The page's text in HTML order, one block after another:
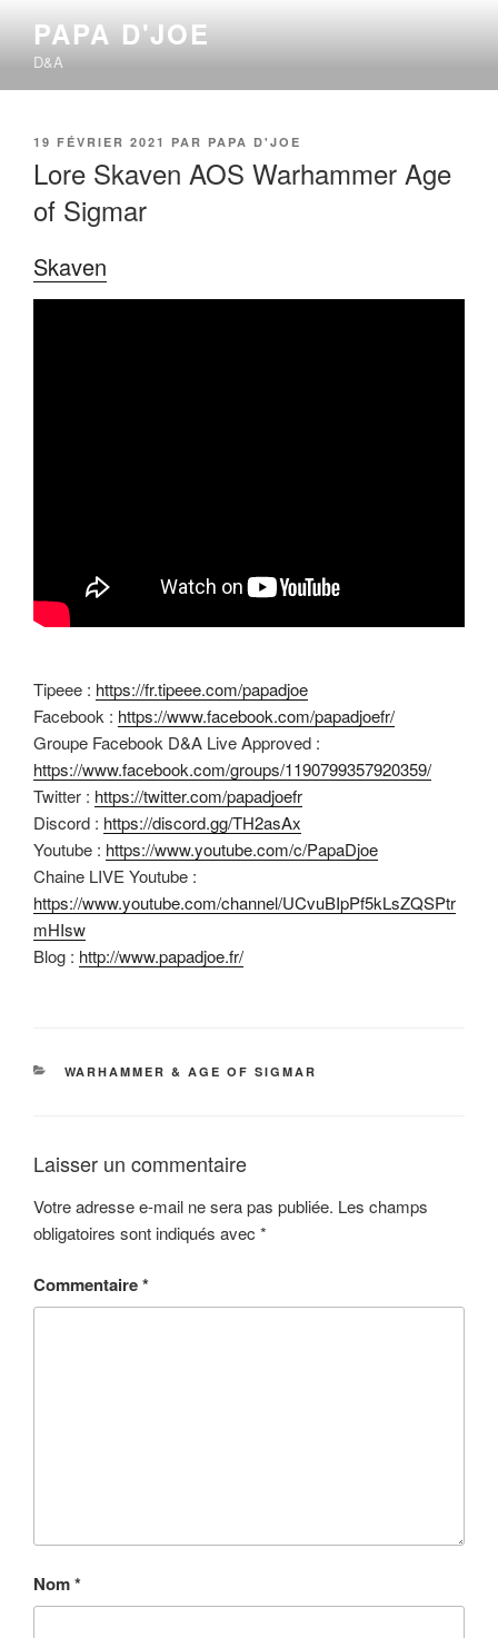
contenu
principal
PAPA D'JOE
D&A
PUBLIÉ
19 FÉVRIER 2021 PAR PAPA D'JOE
Lore Skaven AOS Warhammer Age
of Sigmar
Skaven
Tipeee : https://fr.tipeee.com/papadjoe
Facebook : https://www.facebook.com/papadjoefr/
Groupe Facebook D&A Live Approved :
https://www.facebook.com/groups/1190799357920359/
Twitter : https://twitter.com/papadjoefr
Discord : https://discord.gg/TH2asAx
Youtube : https://www.youtube.com/c/PapaDjoe
Chaine LIVE Youtube :
https://www.youtube.com/channel/UCvuBIpPf5kLsZQSPtr
mHIsw
Blog : http://www.papadjoe.fr/
CATÉGORIES
WARHAMMER & AGE OF SIGMAR
Laisser un commentaire
Votre adresse e-mail ne sera pas publiée. Les champs
obligatoires sont indiqués avec *
Commentaire*
Nom*